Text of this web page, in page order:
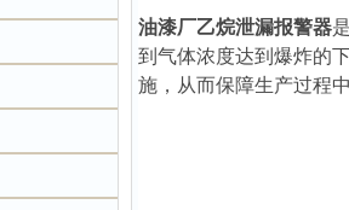
油漆厂乙烷泄漏报警器
到气体浓度达到爆炸的
施，从而保障生产过程